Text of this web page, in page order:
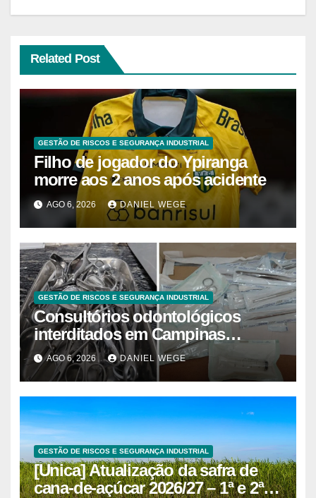
Related Post
GESTÃO DE RISCOS E SEGURANÇA INDUSTRIAL
Filho de jogador do Ypiranga
morre aos 2 anos após acidente
AGO 6, 2026 DANIEL WEGE
GESTÃO DE RISCOS E SEGURANÇA INDUSTRIAL
Consultórios odontológicos
interditados em Campinas
superam 2025
AGO 6, 2026 DANIEL WEGE
GESTÃO DE RISCOS E SEGURANÇA INDUSTRIAL
[Unica] Atualização da safra de
cana-de-açúcar 2026/27 – 1ª e 2ª